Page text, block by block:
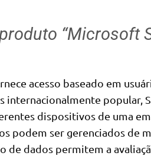
“Microsoft
acesso baseado em
internacionalmente popular,
dispositivos de uma
podem ser gerenciados de
de dados permitem a